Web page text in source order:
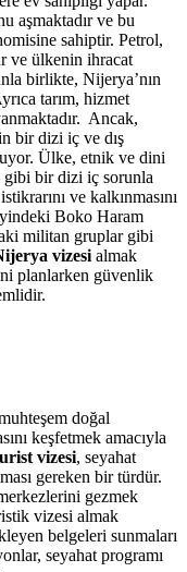
aşmaktadır ve bu
sahiptir. Petrol,
ve ülkenin ihracat
birlikte, Nijerya’nın
tarım, hizmet
Ancak,
bir dizi iç ve dış
Ülke, etnik ve dini
gibi bir dizi iç sorunla
ve kalkınmasını
Boko Haram
militan gruplar gibi
vizesi almak
planlarken güvenlik
doğal
keşfetmek amacıyla
vizesi, seyahat
gereken bir türdür.
gezmek
vizesi almak
belgeleri sunmaları
seyahat programı